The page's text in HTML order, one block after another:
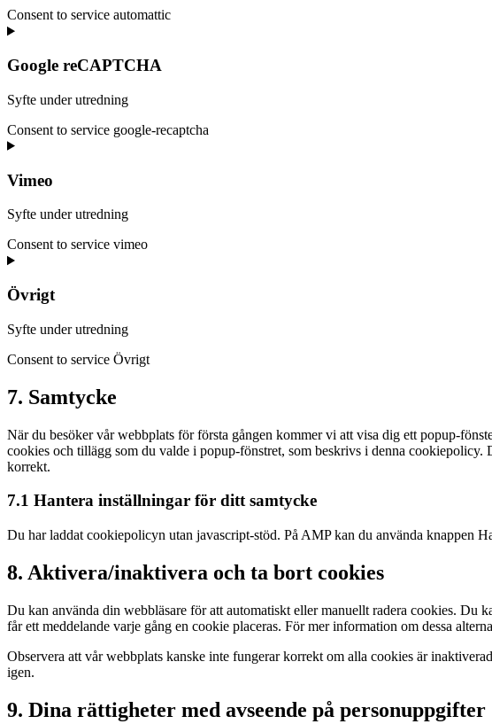
Consent to service automattic
Google reCAPTCHA
Syfte under utredning
Consent to service google-recaptcha
Vimeo
Syfte under utredning
Consent to service vimeo
Övrigt
Syfte under utredning
Consent to service Övrigt
7. Samtycke
När du besöker vår webbplats för första gången kommer vi att visa dig ett popup-
cookies och tillägg som du valde i popup-fönstret, som beskrivs i denna
korrekt.
7.1 Hantera inställningar för ditt samtycke
Du har laddat cookiepolicyn utan javascript-stöd. På AMP kan du använda knappen
8. Aktivera/inaktivera och ta bort cookies
Du kan använda din webbläsare för att automatiskt eller manuellt radera cookies. Du
får ett meddelande varje gång en cookie placeras. För mer information om dessa
Observera att vår webbplats kanske inte fungerar korrekt om alla cookies är
igen.
9. Dina rättigheter med avseende på personuppgifter